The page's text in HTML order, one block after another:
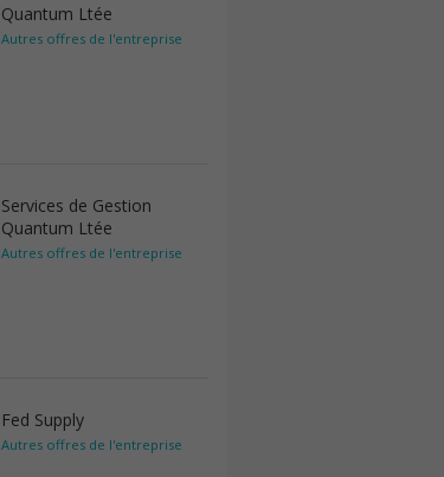
Quantum Ltée
Autres offres de l'entreprise
Services de Gestion
Quantum Ltée
Autres offres de l'entreprise
Fed Supply
Autres offres de l'entreprise